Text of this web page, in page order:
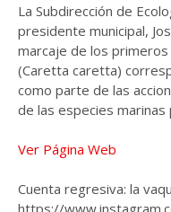
La Subdirección de
presidente municipal,
marcaje de los
(Caretta caretta)
como parte de las
de las especies marinas
Ver Página Web
Cuenta regresiva: la
https://